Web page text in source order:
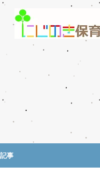
記事